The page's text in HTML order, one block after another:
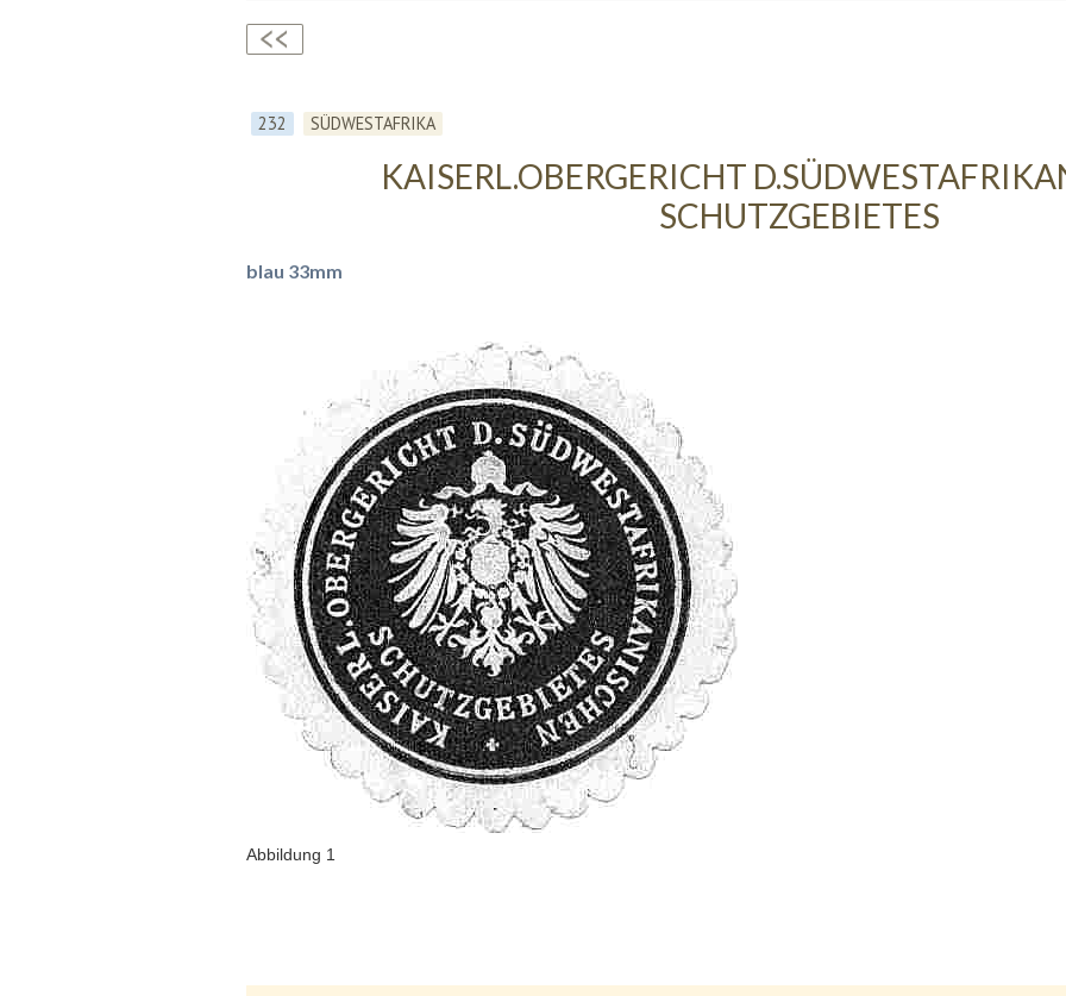
232 SÜDWESTAFRIKA
KAISERL.OBERGERICHT
SCHUTZGEBIETES
blau 33mm
Abbildung 1